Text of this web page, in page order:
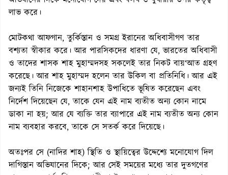
লাভ করে।
মোটকথা আফগান, তুর্কিস্তান ও সমগ্র ইরানের অধিবাসীগণ তার
বশ্যতা স্বীকার করে। আর পারসিকদের ধারণা যে, ভারতের অধিবাসী
ও তাদের শাসক শাহ মুহাম্মদসহ সকলেই তার নিকট বায়‘আত গ্রহণ
করেছে। আর শাহ মুহাম্মদ হলেন তার উকিল বা প্রতিনিধি। আর এই
জন্যই তিনি নিজেকে শাহানশাহ উপাধিতে ভূষিত করেছেন এবং
নির্দেশ দিয়েছেন যে, তাকে যেন এই নাম ব্যতীত অন্য কোন নামে
ডাকা না হয়; আর যে ব্যক্তি তার ব্যাপারে এই নাম ব্যতীত অন্য কোন
নাম ব্যবহার করবে, তাকে সে সতর্ক করে দিয়েছে।
অতঃপর সে (নাদির শাহ) স্থিতি ও স্থায়িত্বের উদ্দেশ্যে মনোযোগ দিল
দাগিস্তান অভিযানের দিকে; আর সেই সময়ের মধ্যে তার দুতগণের